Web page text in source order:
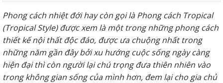
Phong cách nhiệt đới hay còn gọi là Phong cách Tropical
(Tropical Style) được xem là một trong những phong cách
thiết kế nội thất độc đáo, được ưa chuộng nhất trong
những năm gần đây bởi xu hướng cuộc sống ngày càng
hiện đại thì còn người lại chú trọng đưa thiên nhiên vào
trong không gian sống của mình hơn, đem lại cho gia chủ